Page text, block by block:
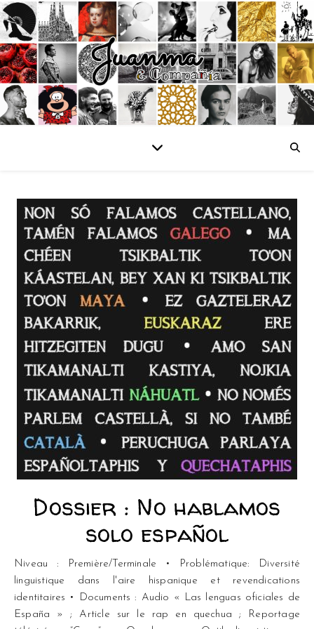
Dossier : No hablamos
solo español
Niveau : Première/Terminale • Problématique: Diversité
linguistique dans l'aire hispanique et revendications
identitaires • Documents : Audio « Las lenguas oficiales de
España » ; Article sur le rap en quechua ; Reportage